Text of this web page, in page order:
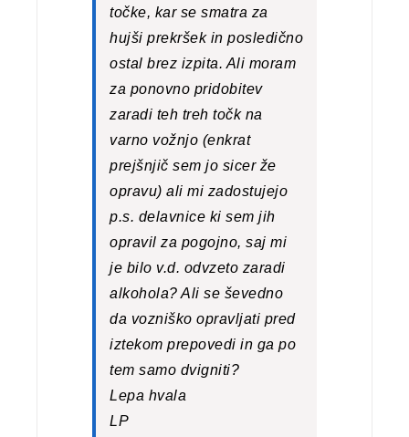
točke, kar se smatra za
hujši prekršek in posledično
ostal brez izpita. Ali moram
za ponovno pridobitev
zaradi teh treh točk na
varno vožnjo (enkrat
prejšnjič sem jo sicer že
opravu) ali mi zadostujejo
p.s. delavnice ki sem jih
opravil za pogojno, saj mi
je bilo v.d. odvzeto zaradi
alkohola? Ali se ševedno
da vozniško opravljati pred
iztekom prepovedi in ga po
tem samo dvigniti?
Lepa hvala
LP